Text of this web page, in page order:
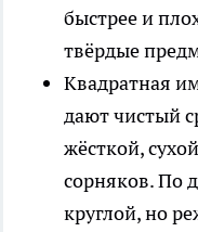
быстрее и
твёрдые
Квадратная
дают чистый
жёсткой,
сорняков. По
круглой, но